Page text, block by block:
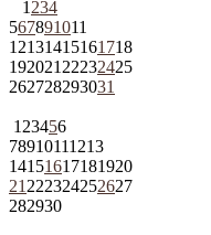
1 234
567891011
12131415161718
192021 22232425
262728293031
1 23456
78910111213
14151617181920
21 222324252627
282930